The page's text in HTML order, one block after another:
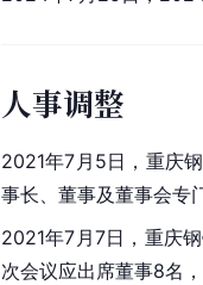
人事调整
2021年7月5日， 重庆
事长、董事及董事会专
2021年7月7日， 重庆
次会议应出席董事8名